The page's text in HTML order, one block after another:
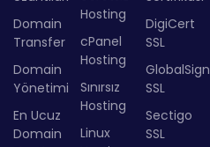
Domain
Transfer
Domain
Yönetimi
En Ucuz
Domain
Hosting
cPanel
Hosting
Sınırsız
Hosting
Linux
DigiCert
SSL
GlobalSign
SSL
Sectigo
SSL